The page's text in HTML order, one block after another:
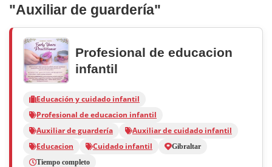
"Auxiliar de guardería"
Profesional de educacion
infantil
Educación y cuidado infantil
Profesional de educacion infantil
Auxiliar de guardería
Auxiliar de cuidado infantil
Educacion
Cuidado infantil
Gibraltar
Tiempo completo